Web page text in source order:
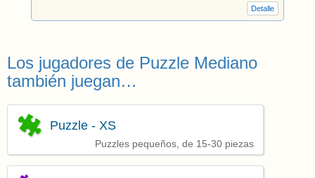
Detalle
Los jugadores de Puzzle Mediano
también juegan…
Puzzles pequeños, de 15-30 piezas
Puzzle - XS